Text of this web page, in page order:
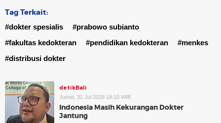
Tag Terkait:
#dokter spesialis
#prabowo subianto
#fakultas kedokteran
#pendidikan kedokteran
#menkes
#distribusi dokter
detikBali
Jumat, 31 Jul 2026 18:10 WIB
Indonesia Masih Kekurangan Dokter
Jantung